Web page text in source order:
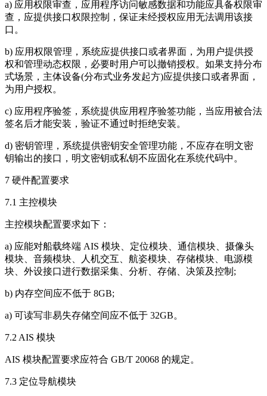
a) 应用权限审查，应用程序访问敏感数据和功能应具备权限审
查，应提供接口权限控制，保证未经授权应用无法调用该接
口。
b) 应用权限管理，系统应提供接口或者界面，为用户提供授
权和管理动态权限，必要时用户可以撤销授权。如果支持分布
式场景，主体设备(分布式业务发起方)应提供接口或者界面，
为用户授权。
c) 应用程序验签，系统提供应用程序验签功能，当应用被合法
签名后才能安装，验证不通过时拒绝安装。
d) 密钥管理，系统提供密钥安全管理功能，不应存在明文密
钥输出的接口，明文密钥或私钥不应固化在系统代码中。
7 硬件配置要求
7.1 主控模块
主控模块配置要求如下：
a) 应能对船载终端 AIS 模块、定位模块、通信模块、摄像头
模块、音频模块、人机交互、航姿模块、存储模块、电源模
块、外设接口进行数据采集、分析、存储、决策及控制;
b) 内存空间应不低于 8GB;
a) 可读写非易失存储空间应不低于 32GB。
7.2 AIS 模块
AIS 模块配置要求应符合 GB/T 20068 的规定。
7.3 定位导航模块